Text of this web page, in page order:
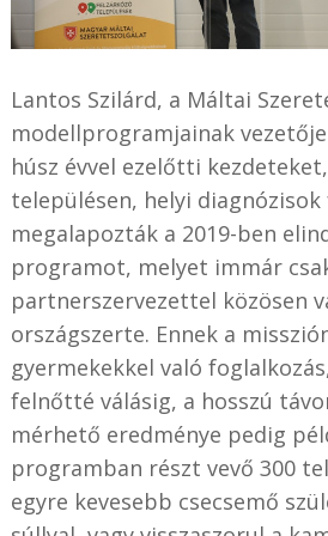
Lantos Szilárd, a Máltai
modellprogramjainak
húsz évvel ezelőtti
településen, helyi
megalapozták a 2019-ben
programot, melyet immár
partnerszervezettel közösen
országszerte. Ennek a
gyermekekkel való
felnőtté válásig, a hosszú
mérhető eredménye pedig
programban részt vevő 300
egyre kevesebb csecsemő